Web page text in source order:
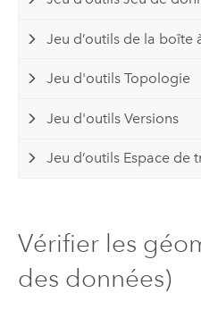
Jeu d’outils de la boîte
Jeu d'outils Topologie
Jeu d'outils Versions
Jeu d’outils Espace de
Vérifier les
des données)